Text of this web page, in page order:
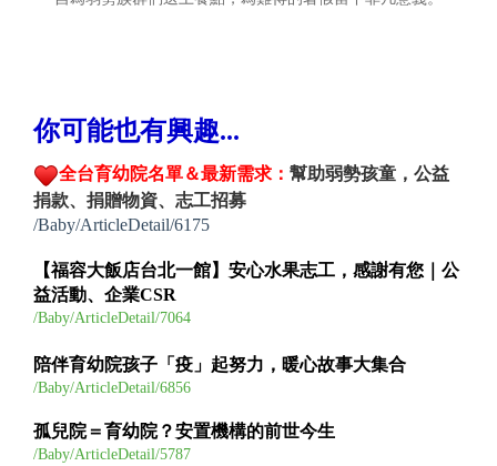
你可能也有興趣...
全台育幼院名單＆最新需求： 幫助弱勢孩童，公益
捐款、捐贈物資、志工招募
/Baby/ArticleDetail/6175
【福容大飯店台北一館】安心水果志工，感謝有您｜公
益活動、企業CSR
/Baby/ArticleDetail/7064
陪伴育幼院孩子「疫」起努力，暖心故事大集合
/Baby/ArticleDetail/6856
孤兒院＝育幼院？安置機構的前世今生
/Baby/ArticleDetail/5787